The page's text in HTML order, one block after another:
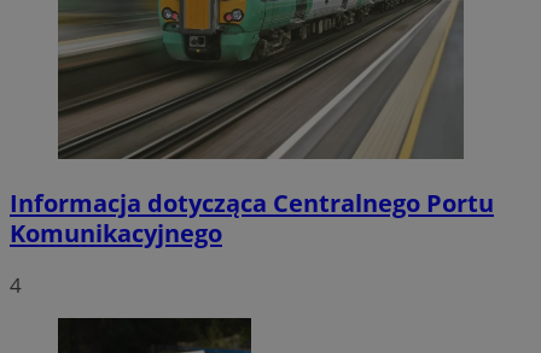
Informacja dotycząca Centralnego Portu
Komunikacyjnego
4